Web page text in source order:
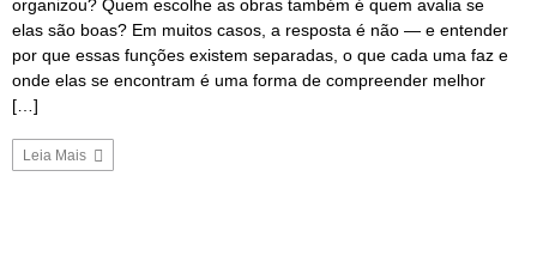
organizou? Quem escolhe as obras também é quem avalia se
elas são boas? Em muitos casos, a resposta é não — e entender
por que essas funções existem separadas, o que cada uma faz e
onde elas se encontram é uma forma de compreender melhor
[…]
Leia Mais